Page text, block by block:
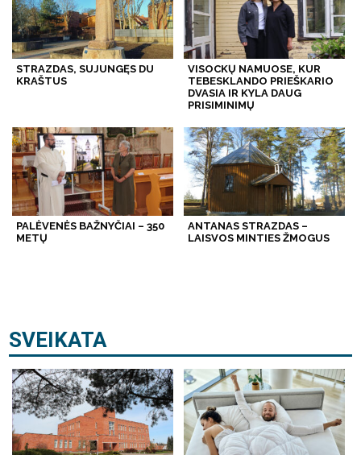
STRAZDAS, SUJUNGĘS DU
KRAŠTUS
VISOCKŲ NAMUOSE, KUR
TEBESKLANDO PRIEŠKARIO
DVASIA IR KYLA DAUG
PRISIMINIMŲ
PALĖVENĖS BAŽNYČIAI – 350
METŲ
ANTANAS STRAZDAS –
LAISVOS MINTIES ŽMOGUS
SVEIKATA